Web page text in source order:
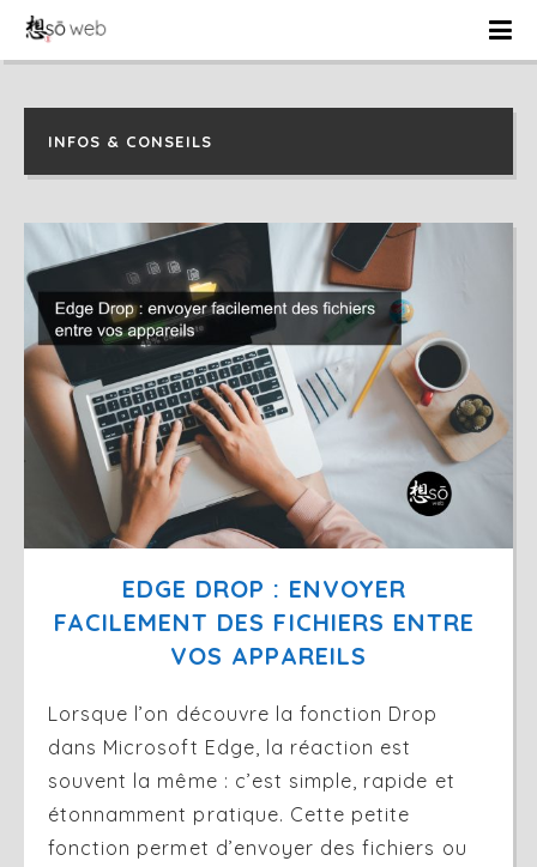
INFOS & CONSEILS
EDGE DROP : ENVOYER
FACILEMENT DES FICHIERS ENTRE
VOS APPAREILS
Lorsque l’on découvre la fonction Drop
dans Microsoft Edge, la réaction est
souvent la même : c’est simple, rapide et
étonnamment pratique. Cette petite
fonction permet d’envoyer des fichiers ou